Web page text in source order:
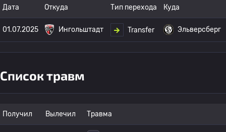
Дата Откуда Тип перехода Куда
01.07.2025 Ингольштадт Transfer Эльверсберг
Список травм
Получил Вылечил Травма